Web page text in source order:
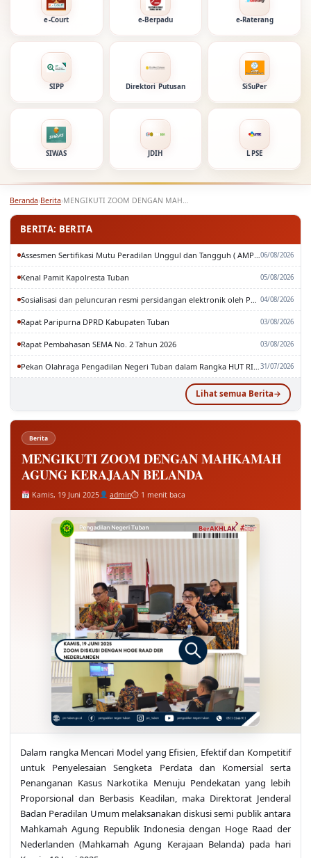
e-Court e-Berpadu e-Raterang
SIPP Direktori Putusan SiSuPer
SIWAS JDIH LPSE
Beranda›Berita› MENGIKUTI ZOOM DENGAN MAHKAMAH AGUNG KERAJAAN BELANDA
BERITA: BERITA
06/08/2026
Kenal Pamit Kapolresta Tuban 05/08/2026
04/08/2026
Rapat Paripurna DPRD Kabupaten Tuban 03/08/2026
Rapat Pembahasan SEMA No. 2 Tahun 2026 03/08/2026
31/07/2026
Lihat semua Berita
Berita
MENGIKUTI ZOOM DENGAN MAHKAMAH
AGUNG KERAJAAN BELANDA
Kamis, 19 Juni 2025 admin⏱ 1 menit baca
Dalam rangka Mencari Model yang Efisien, Efektif dan Kompetitif
untuk Penyelesaian Sengketa Perdata dan Komersial serta
Penanganan Kasus Narkotika Menuju Pendekatan yang lebih
Proporsional dan Berbasis Keadilan, maka Direktorat Jenderal
Badan Peradilan Umum melaksanakan diskusi semi publik antara
Mahkamah Agung Republik Indonesia dengan Hoge Raad der
Nederlanden (Mahkamah Agung Kerajaan Belanda) pada hari